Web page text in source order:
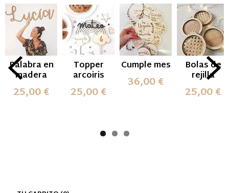
Palabra en
madera
25,00 €
Topper
arcoiris
25,00 €
Cumple mes
36,00 €
Bolas de
rejilla
25,00 €